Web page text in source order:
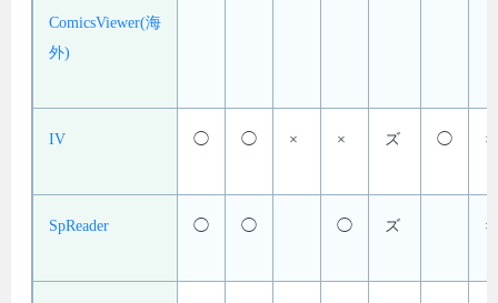
ComicsViewer(海
外)
IV ◯ ◯ × × ズ ◯ ×
SpReader ◯ ◯ ◯ ズ ×